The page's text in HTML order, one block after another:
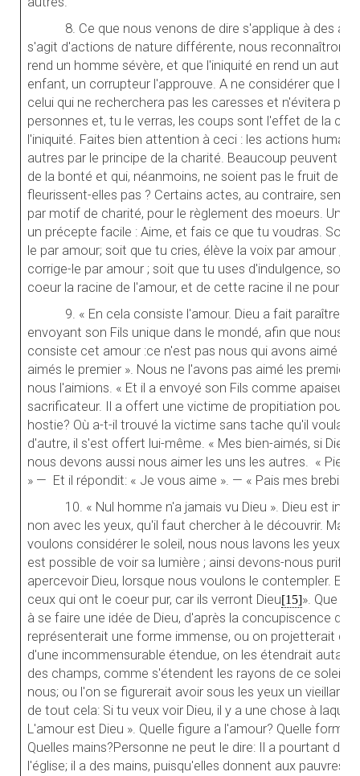
8. Ce que nous venons de dire s'applique à des
s'agit d'actions de nature différente, nous reconnaîtrons,
rend un homme sévère, et que l'iniquité en rend un autre
enfant, un corrupteur l'approuve. A ne considérer que
celui qui ne recherchera pas les caresses et n'évitera
personnes et, tu le verras, les coups sont l'effet de la
l'iniquité. Faites bien attention à ceci : les actions
autres par le principe de la charité. Beaucoup peuvent
de la bonté et qui, néanmoins, ne soient pas le fruit de la
fleurissent-elles pas ? Certains actes, au contraire,
par motif de charité, pour le règlement des moeurs. Une
un précepte facile : Aime, et fais ce que tu voudras. Soit
le par amour; soit que tu cries, élève la voix par amour ;
corrige-le par amour ; soit que tu uses d'indulgence, sois
coeur la racine de l'amour, et de cette racine il ne pourra
9. « En cela consiste l'amour. Dieu a fait paraître
envoyant son Fils unique dans le mondé, afin que nous
consiste cet amour :ce n'est pas nous qui avons aimé
aimés le premier ». Nous ne l'avons pas aimé les
nous l'aimions. « Et il a envoyé son Fils comme apaiseur
sacrificateur. Il a offert une victime de propitiation pour
hostie? Où a-t-il trouvé la victime sans tache qu'il voulait
d'autre, il s'est offert lui-même. « Mes bien-aimés, si
nous devons aussi nous aimer les uns les autres. « Pierre
» — Et il répondit: « Je vous aime ». — « Pais mes brebis
10. « Nul homme n'a jamais vu Dieu ». Dieu est
non avec les yeux, qu'il faut chercher à le découvrir. Mais
voulons considérer le soleil, nous nous lavons les yeux
est possible de voir sa lumière ; ainsi devons-nous
apercevoir Dieu, lorsque nous voulons le contempler.
ceux qui ont le coeur pur, car ils verront Dieu[15]». Que
à se faire une idée de Dieu, d'après la concupiscence
représenterait une forme immense, ou on projetterait
d'une incommensurable étendue, on les étendrait autant
des champs, comme s'étendent les rayons de ce soleil
nous; ou l'on se figurerait avoir sous les yeux un vieillard
de tout cela: Si tu veux voir Dieu, il y a une chose à
L'amour est Dieu ». Quelle figure a l'amour? Quelle
Quelles mains?Personne ne peut le dire: Il a pourtant
l'église; il a des mains, puisqu'elles donnent aux pauvres;